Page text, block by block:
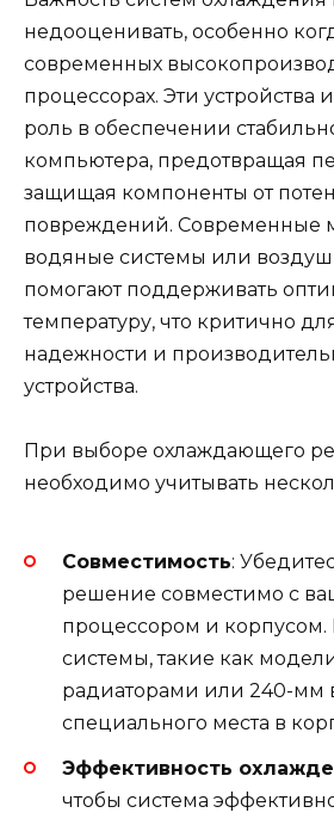
недооценивать, особенно
современных
процессорах. Эти устройства
роль в обеспечении
компьютера, предотвращая
защищая компоненты от
повреждений. Современные
водяные системы или
помогают поддерживать
температуру, что критично
надежности и
устройства.
При выборе охлаждающего
необходимо учитывать
Совместимость:
решение совместимо с
процессором и корпусом.
системы, такие как
радиаторами или 240-мм
специального места в
Эффективность
чтобы система